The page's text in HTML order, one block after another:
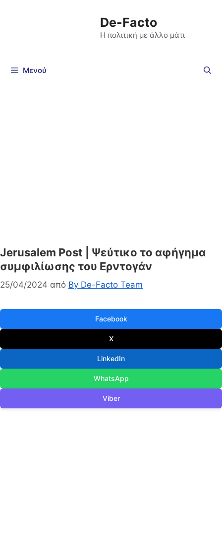
De-Facto
Η πολιτική με άλλο μάτι
Μενού
Jerusalem Post | Ψεύτικο το αφήγημα
συμφιλίωσης του Ερντογάν
25/04/2024 από By De-Facto Team
Facebook
X
LinkedIn
WhatsApp
Viber